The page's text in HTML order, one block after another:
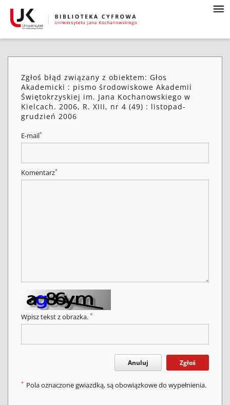
Zgłoś błąd związany z obiektem: Głos
Akademicki : pismo środowiskowe Akademii
Świętokrzyskiej im. Jana Kochanowskiego w
Kielcach. 2006, R. XIII, nr 4 (49) : listopad-
grudzień 2006
E-mail*
Komentarz*
Wpisz tekst z obrazka. *
Anuluj Zgłoś
* Pola oznaczone gwiazdką, są obowiązkowe do wypełnienia.